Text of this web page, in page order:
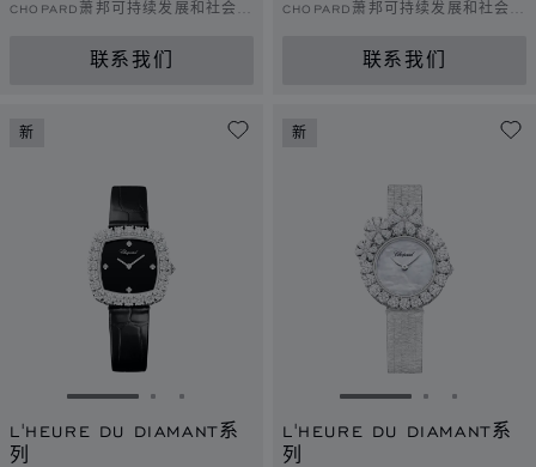
CHOPARD萧邦可持续发展和社会责
联系我们
CHOPARD萧邦可持续发展和社会责
联系我们
新
转到幻灯片 1转到幻灯片 2
转到幻灯片 3
L'HEURE DU DIAMANT系
列
新
转到幻灯片 1转到幻灯
转到幻
L'HEURE DU DIAMANT系
列